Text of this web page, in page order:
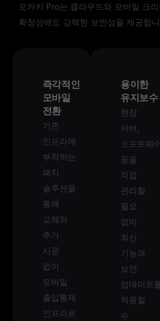
모카키 Pro는 클라우드와 모바일 크
확장성에도 강력한 보안성을 제공합
즉각적인
모바일
전환
기존
인프라에
부착하는
패치
솔루션을
통해
교체와
추가
시공
없이
모바일
출입통제
인프라로
용이한
유지보수
현장
서버,
소프트웨
등을
직접
관리할
필요
없이
최신
기능과
보안
업데이트
적용할
수